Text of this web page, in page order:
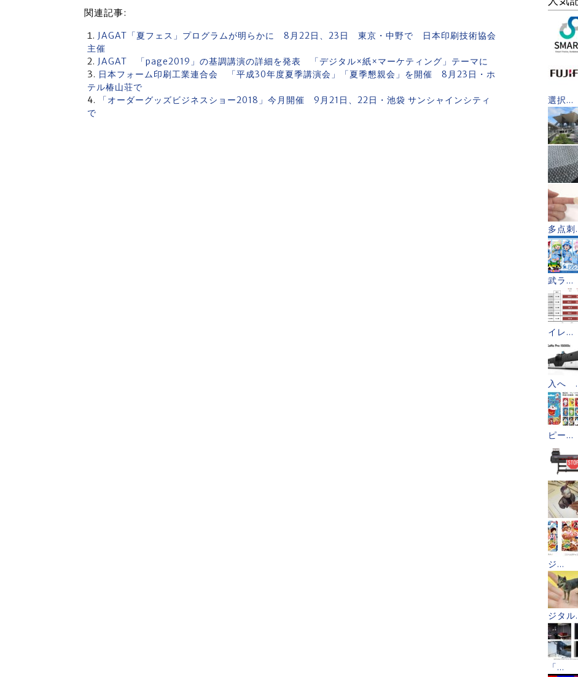
関連記事:
JAGAT「夏フェス」プログラムが明らかに 8月22日、23日 東京・中野で 日本印刷技術協会
主催
JAGAT 「page2019」の基調講演の詳細を発表 「デジタル×紙×マーケティング」テーマに
日本フォーム印刷工業連合会 「平成30年度夏季講演会」「夏季懇親会」を開催 8月23日・ホ
テル椿山荘で
「オーダーグッズビジネスショー2018」今月開催 9月21日、22日・池袋 サンシャインシティ
で
選択...
多点刺
武ラ...
イレ...
入へ
ピー...
ジ...
ジタル
「...